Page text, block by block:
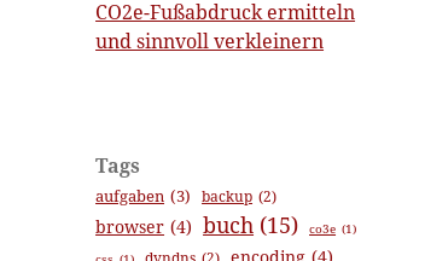
CO2e-Fußabdruck ermitteln
und sinnvoll verkleinern
Tags
aufgaben (3) backup (2)
browser (4) buch (15) co3e (1)